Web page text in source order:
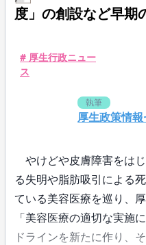
度」の創設など早期
# 厚生行政ニュー
ス
執筆
厚生政策情
やけどや皮膚障害をは
る失明や脂肪吸引による
ている美容医療を巡り、
「美容医療の適切な実施
ドラインを新たに作り、